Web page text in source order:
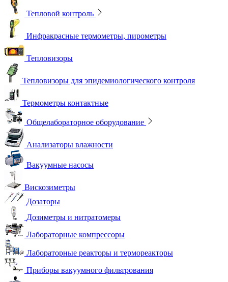
Тепловой контроль
Инфракрасные термометры, пирометры
Тепловизоры
Тепловизоры для эпидемиологического контроля
Термометры контактные
Общелабораторное оборудование
Анализаторы влажности
Вакуумные насосы
Вискозиметры
Дозаторы
Дозиметры и нитратомеры
Лабораторные компрессоры
Лабораторные реакторы и термореакторы
Приборы вакуумного фильтрования